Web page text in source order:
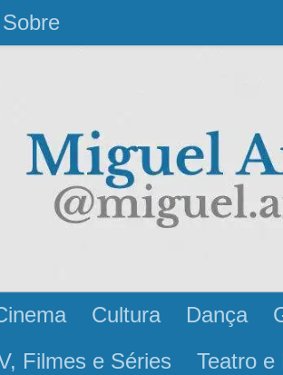
Sobre
Cultura Dança
Filmes e Séries Teatro e